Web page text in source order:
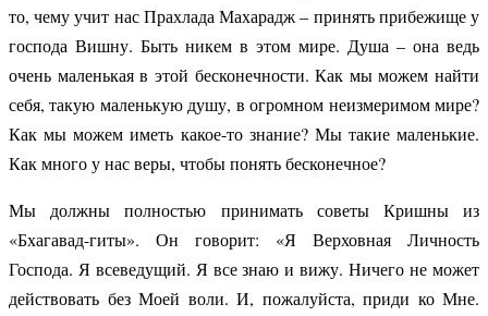
то, чему учит нас Прахлада Махарадж – принять прибежище у
господа Вишну. Быть никем в этом мире. Душа – она ведь
очень маленькая в этой бесконечности. Как мы можем найти
себя, такую маленькую душу, в огромном неизмеримом мире?
Как мы можем иметь какое-то знание? Мы такие маленькие.
Как много у нас веры, чтобы понять бесконечное?
Мы должны полностью принимать советы Кришны из
«Бхагавад-гиты». Он говорит: «Я Верховная Личность
Господа. Я всеведущий. Я все знаю и вижу. Ничего не может
действовать без Моей воли. И, пожалуйста, приди ко Мне.